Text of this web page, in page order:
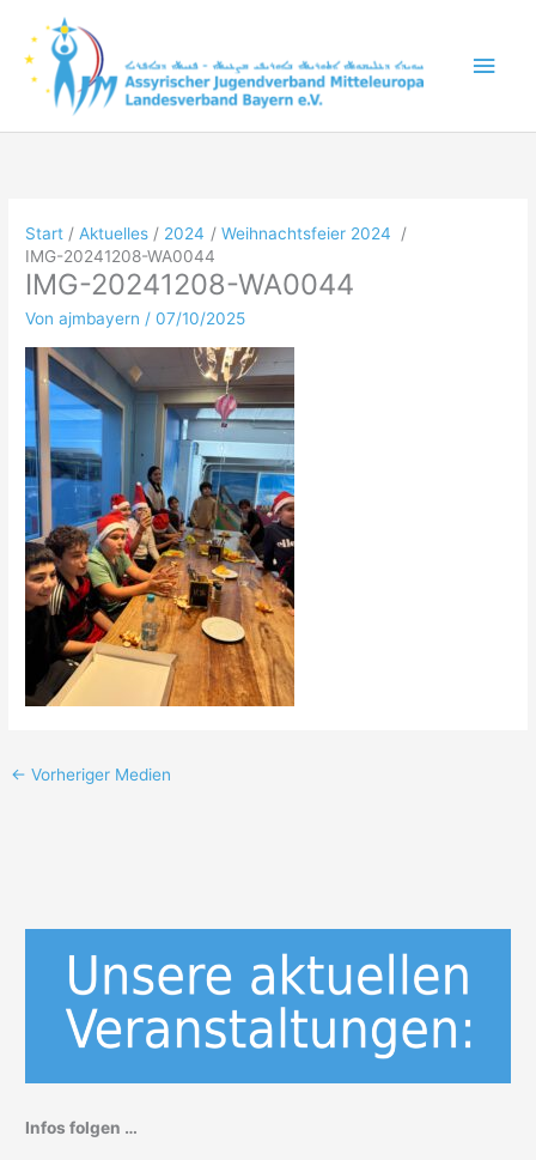
Inhalt
springen
Start Aktuelles 2024
Weihnachtsfeier 2024
IMG-20241208-WA0044
IMG-20241208-WA0044
Vonajmbayern/07/10/2025
← Vorheriger Medien
Infos folgen …